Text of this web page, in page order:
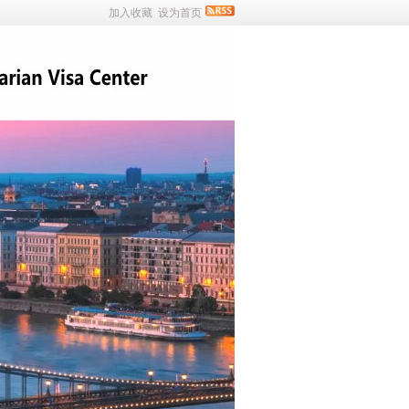
加入收藏 设为首页